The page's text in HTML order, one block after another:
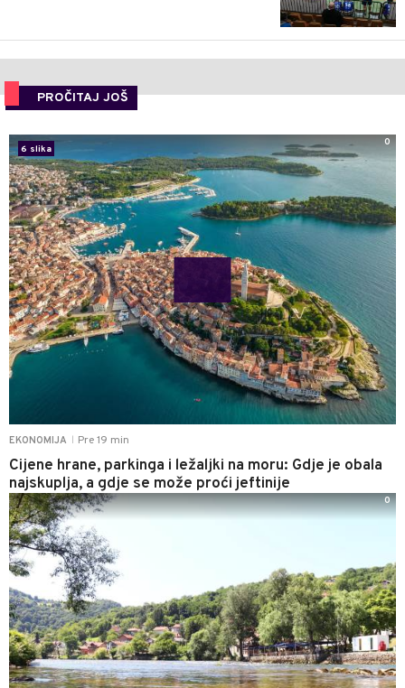
PROČITAJ JOŠ
EKONOMIJA Pre 19 min
Cijene hrane, parkinga i ležaljki na moru: Gdje je obala
najskuplja, a gdje se može proći jeftinije
6 slika
0
0